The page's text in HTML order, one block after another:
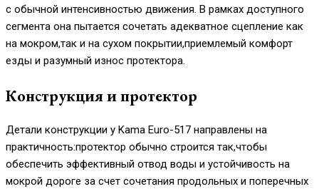
с обычной интенсивностью движения. В рамках доступного
сегмента она пытается сочетать адекватное сцепление как
на мокром,так и на сухом покрытии,приемлемый комфорт
езды и разумный износ протектора.
Конструкция и протектор
Детали конструкции у Kama Euro-517 направлены на
практичность:протектор обычно строится так,чтобы
обеспечить эффективный отвод воды и устойчивость на
мокрой дороге за счет сочетания продольных и поперечных